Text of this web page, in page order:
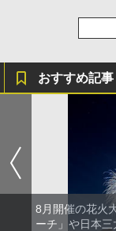
おすすめ記事
8月開催の花火
ーチ」や日本三